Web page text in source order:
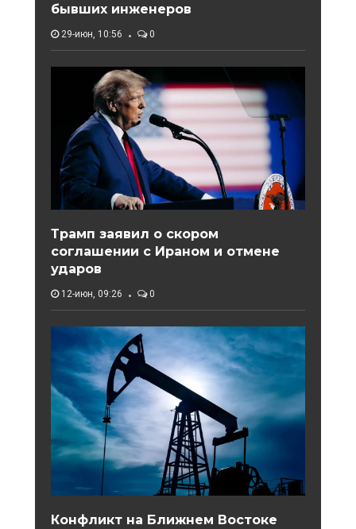
бывших инженеров
29-июн, 10:56 0
Трамп заявил о скором
соглашении с Ираном и отмене
ударов
12-июн, 09:26 0
Конфликт на Ближнем Востоке